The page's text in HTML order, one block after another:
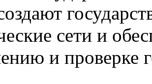
сети и
и проверке